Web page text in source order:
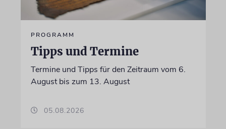
PROGRAMM
Tipps und Termine
Termine und Tipps für den Zeitraum vom 6.
August bis zum 13. August
05.08.2026